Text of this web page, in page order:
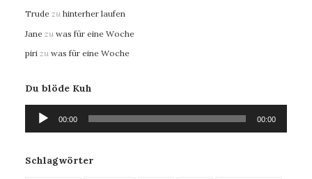
Trude zu hinterher laufen
Jane zu was für eine Woche
piri zu was für eine Woche
Du blöde Kuh
Audio-
Player
00:00 00:00
Schlagwörter